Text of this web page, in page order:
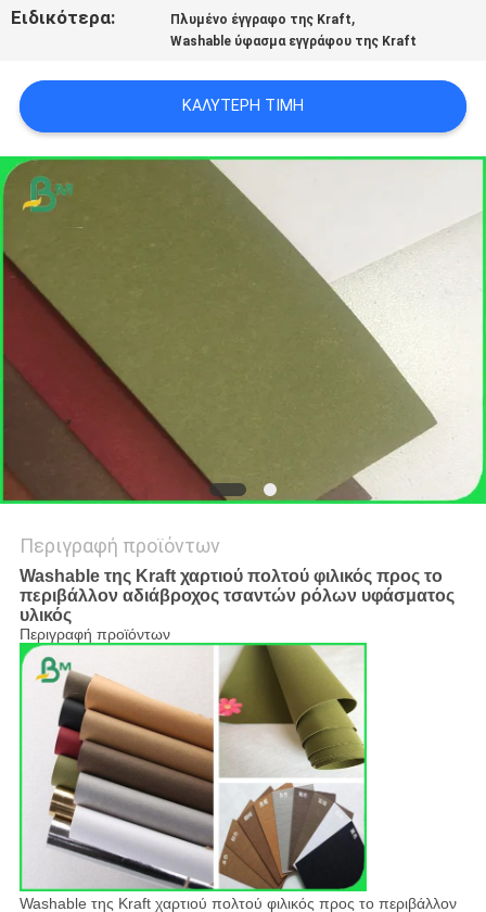
ΠΟΛΙΤΙΚΉ
ΑΠΟΡΡΉΤΟΥ
Ειδικότερα: Πλυμένο έγγραφο της Kraft,
Washable ύφασμα εγγράφου της Kraft
ΚΑΛΎΤΕΡΗ ΤΙΜΉ
Περιγραφή προϊόντων
Washable της Kraft χαρτιού πολτού φιλικός προς το
περιβάλλον αδιάβροχος τσαντών ρόλων υφάσματος
υλικός
Περιγραφή προϊόντων
Washable της Kraft χαρτιού πολτού φιλικός προς το περιβάλλον